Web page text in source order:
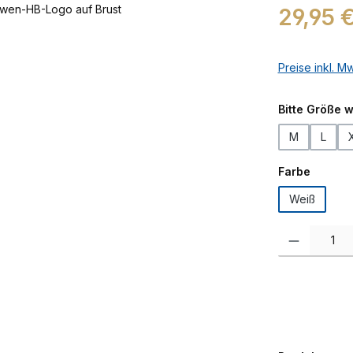
Regulärer Preis:
29,95 €
Preise inkl.
Bitte Größe
M L
Farbe
Weiß
Produkt